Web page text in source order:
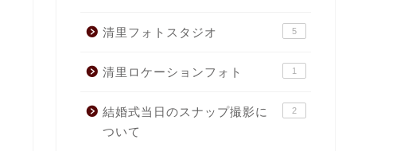
清里フォトスタジオ 5
清里ロケーションフォト 1
結婚式当日のスナップ撮影に
ついて
2